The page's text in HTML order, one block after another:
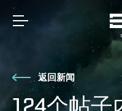
返回新闻
124个帖子